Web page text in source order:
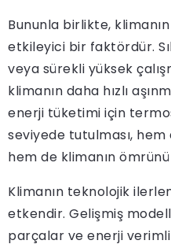
Bununla birlikte,
etkileyici bir faktördür.
veya sürekli yüksek
klimanın daha hızlı
enerji tüketimi için
seviyede tutulması,
hem de klimanın
Klimanın teknolojik
etkendir. Gelişmiş
parçalar ve enerji